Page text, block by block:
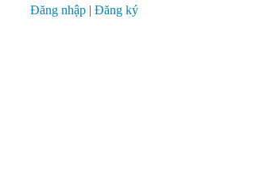
Đăng nhập | Đăng ký